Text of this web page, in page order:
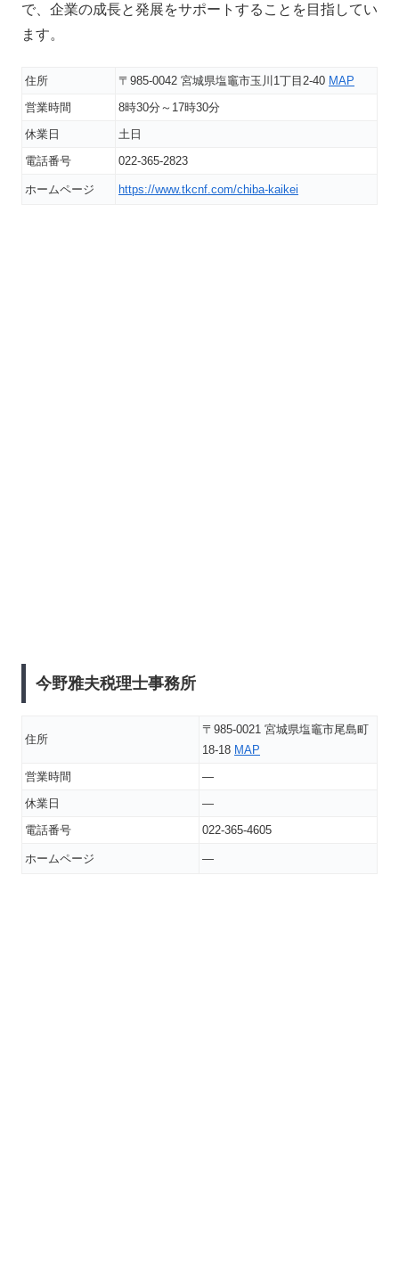
で、企業の成長と発展をサポートすることを目指してい
ます。
住所 〒985-0042 宮城県塩竈市玉川1丁目2-40 MAP
営業時間
8時30分～17時30分
休業日
土日
電話番号
022-365-2823
ホームページ https://www.tkcnf.com/chiba-kaikei
今野雅夫税理士事務所
住所
〒985-0021 宮城県塩竈市尾島町
18-18 MAP
営業時間
―
休業日
―
電話番号
022-365-4605
ホームページ ―